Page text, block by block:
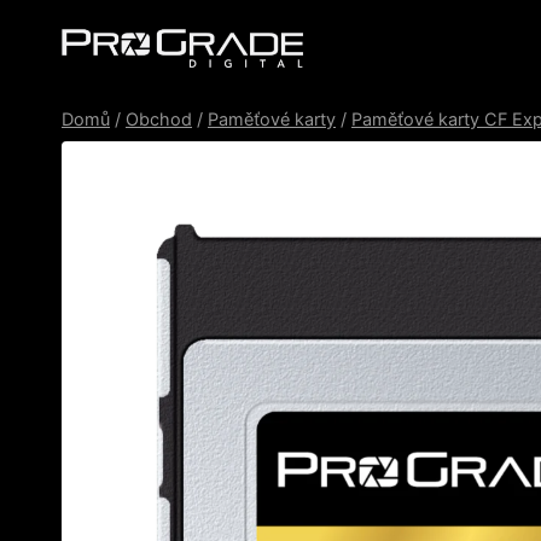
Domů / Obchod / Paměťové karty / Paměťové karty CF